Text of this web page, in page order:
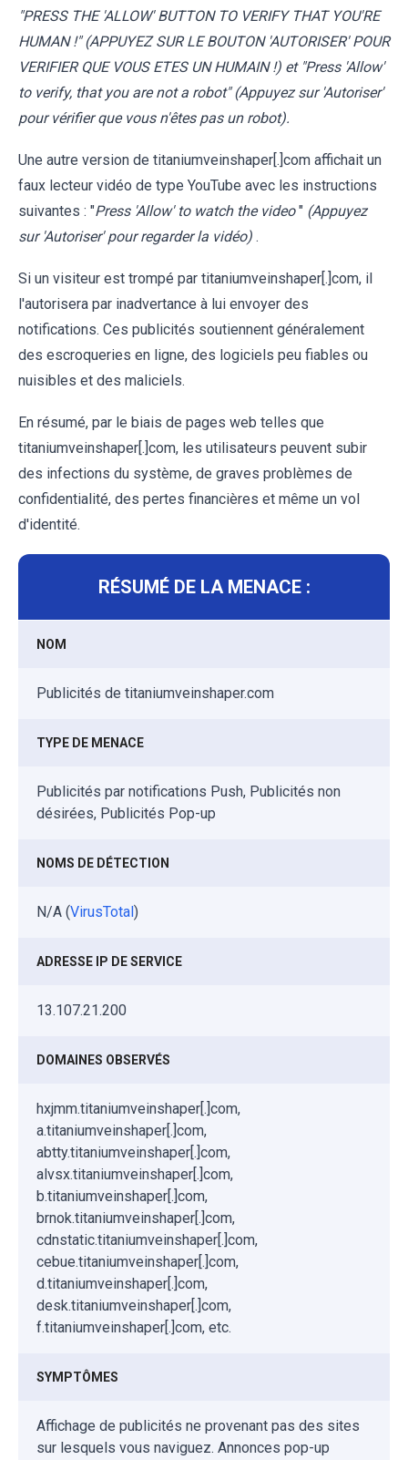
"PRESS THE 'ALLOW' BUTTON TO VERIFY THAT YOU'RE
HUMAN !" (APPUYEZ SUR LE BOUTON 'AUTORISER' POUR
VERIFIER QUE VOUS ETES UN HUMAIN !) et "Press 'Allow'
to verify, that you are not a robot" (Appuyez sur 'Autoriser'
pour vérifier que vous n'êtes pas un robot).
Une autre version de titaniumveinshaper[.]com affichait un
faux lecteur vidéo de type YouTube avec les instructions
suivantes : "Press 'Allow' to watch the video " (Appuyez
sur 'Autoriser' pour regarder la vidéo) .
Si un visiteur est trompé par titaniumveinshaper[.]com, il
l'autorisera par inadvertance à lui envoyer des
notifications. Ces publicités soutiennent généralement
des escroqueries en ligne, des logiciels peu fiables ou
nuisibles et des maliciels.
En résumé, par le biais de pages web telles que
titaniumveinshaper[.]com, les utilisateurs peuvent subir
des infections du système, de graves problèmes de
confidentialité, des pertes financières et même un vol
d'identité.
RÉSUMÉ DE LA MENACE :
NOM
Publicités de titaniumveinshaper.com
TYPE DE MENACE
Publicités par notifications Push, Publicités non
désirées, Publicités Pop-up
NOMS DE DÉTECTION
N/A (VirusTotal)
ADRESSE IP DE SERVICE
13.107.21.200
DOMAINES OBSERVÉS
hxjmm.titaniumveinshaper[.]com,
a.titaniumveinshaper[.]com,
abtty.titaniumveinshaper[.]com,
alvsx.titaniumveinshaper[.]com,
b.titaniumveinshaper[.]com,
brnok.titaniumveinshaper[.]com,
cdnstatic.titaniumveinshaper[.]com,
cebue.titaniumveinshaper[.]com,
d.titaniumveinshaper[.]com,
desk.titaniumveinshaper[.]com,
f.titaniumveinshaper[.]com, etc.
SYMPTÔMES
Affichage de publicités ne provenant pas des sites
sur lesquels vous naviguez. Annonces pop-up